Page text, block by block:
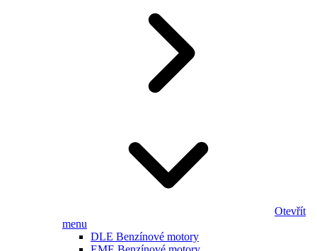
Otevřít
menu
DLE Benzínové motory